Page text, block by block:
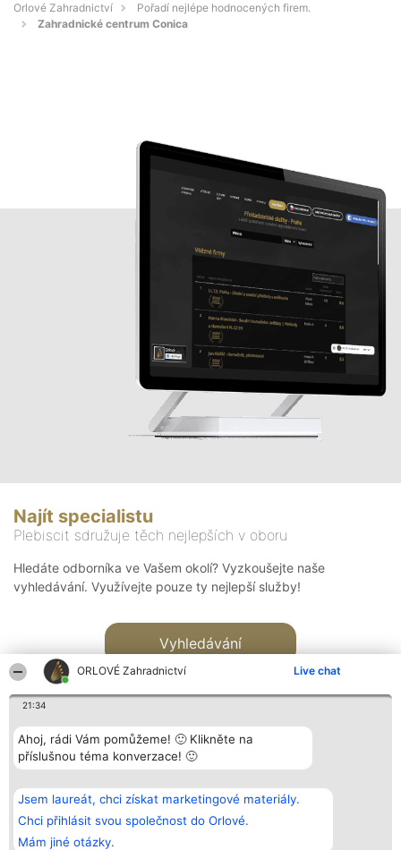
ORLOVÉ Zahradnictví Live chat
21:34
Ahoj, rádi Vám pomůžeme! 🙂 Klikněte na
příslušnou téma konverzace! 🙂
Jsem laureát, chci získat marketingové materiály.
Chci přihlásit svou společnost do Orlové.
Mám jiné otázky.
Orlové Zahradnictví
Pořadí nejlépe hodnocených firem.
Zahradnické centrum Conica
Najít specialistu
Plebiscit sdružuje těch nejlepších v oboru
Hledáte odborníka ve Vašem okolí? Vyzkoušejte naše
vyhledávání. Využívejte pouze ty nejlepší služby!
Vyhledávání
Bright Side Solutions sp. z o.
o. sp. k.
ul. Ruska 22
Wrocław 50-079
KRS 0000749100 | Regon
Vítězové
Seznam všech
laureátů
Zásady
Kontakt